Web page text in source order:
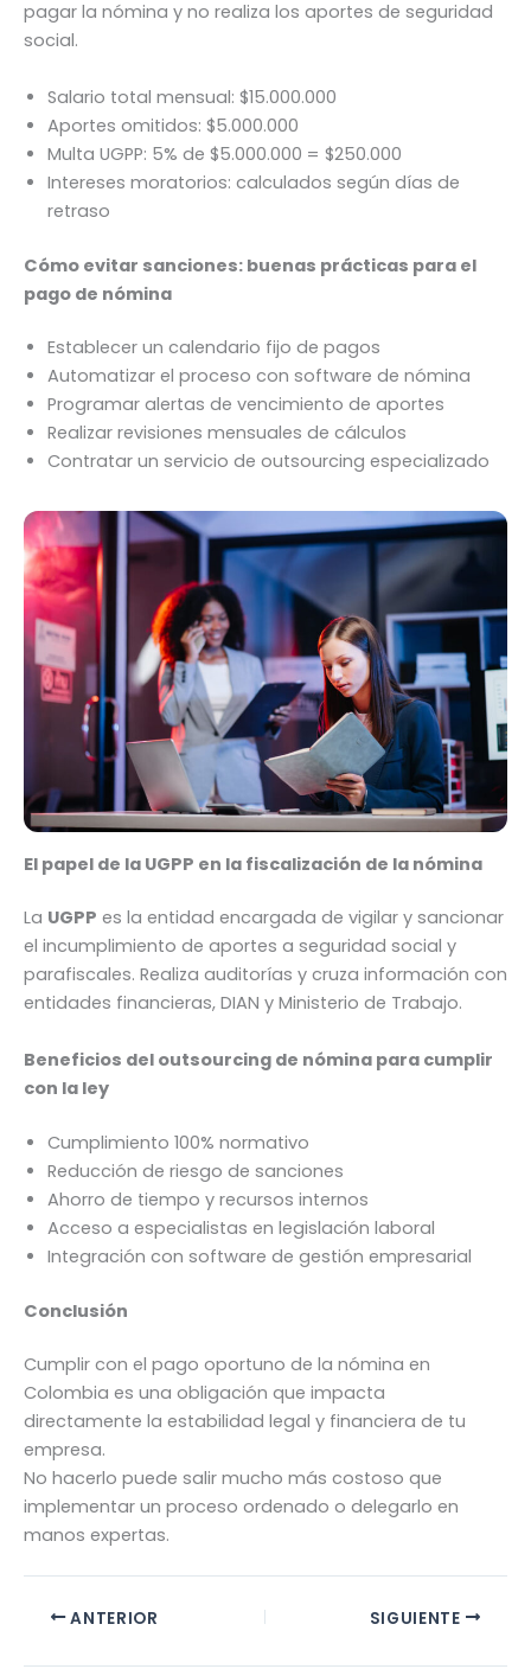
pagar la nómina y no realiza los aportes de seguridad
social.
Salario total mensual: $15.000.000
Aportes omitidos: $5.000.000
Multa UGPP: 5% de $5.000.000 = $250.000
Intereses moratorios: calculados según días de
retraso
Cómo evitar sanciones: buenas prácticas para el
pago de nómina
Establecer un calendario fijo de pagos
Automatizar el proceso con software de nómina
Programar alertas de vencimiento de aportes
Realizar revisiones mensuales de cálculos
Contratar un servicio de outsourcing especializado
El papel de la UGPP en la fiscalización de la nómina
La UGPP es la entidad encargada de vigilar y sancionar
el incumplimiento de aportes a seguridad social y
parafiscales. Realiza auditorías y cruza información con
entidades financieras, DIAN y Ministerio de Trabajo.
Beneficios del outsourcing de nómina para cumplir
con la ley
Cumplimiento 100% normativo
Reducción de riesgo de sanciones
Ahorro de tiempo y recursos internos
Acceso a especialistas en legislación laboral
Integración con software de gestión empresarial
Conclusión
Cumplir con el pago oportuno de la nómina en
Colombia es una obligación que impacta
directamente la estabilidad legal y financiera de tu
empresa.
No hacerlo puede salir mucho más costoso que
implementar un proceso ordenado o delegarlo en
manos expertas.
ANTERIOR SIGUIENTE